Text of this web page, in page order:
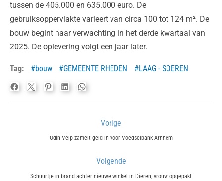
tussen de 405.000 en 635.000 euro. De
gebruiksoppervlakte varieert van circa 100 tot 124 m². De
bouw begint naar verwachting in het derde kwartaal van
2025. De oplevering volgt een jaar later.
Tag: bouw GEMEENTE RHEDEN LAAG - SOEREN
navigatie
Vorige
Previous
Odin Velp zamelt geld in voor Voedselbank Arnhem
Volgende
Next
Schuurtje in brand achter nieuwe winkel in Dieren, vrouw opgepakt